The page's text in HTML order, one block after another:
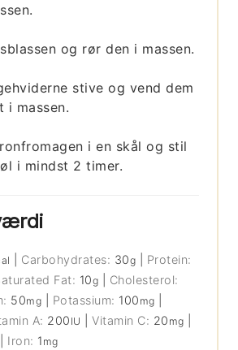
og rør den i massen.
stive og vend dem
i massen.
i en skål og stil
i mindst 2 timer.
Carbohydrates: 30g
Protein:
Fat: 10g
Cholesterol:
50mg Potassium: 100 mg
A: 200 IU |Vitamin C: 20 mg
Iron: 1 mg